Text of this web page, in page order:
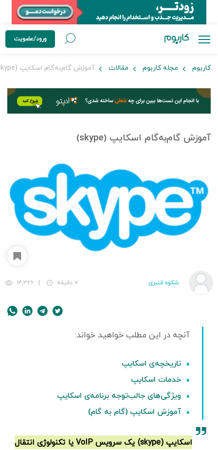
ورود/عضویت
کاربوم مجله کاربوم مقالات آموزش گام‌به‌گام اسکایپ (skype)
آموزش گام‌به‌گام اسکایپ (skype)
شکوه قنبری ۷ دقیقه ۱۴,۳۲۶
تاریخچه‌ی اسکایپ
خدمات اسکایپ
ویژگی‌های جالب‌توجه برنامه‌ی اسکایپ
آموزش اسکایپ (گام به گام)
اسکایپ (skype) یک سرویس VoIP یا تکنولوژی انتقال